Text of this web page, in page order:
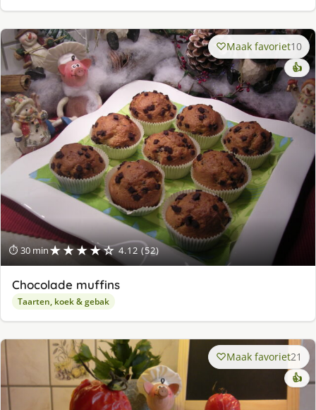
⏱ 30 min★★★★☆ 4.12 (52)
Maak favoriet10
👍
Chocolade muffins
Taarten, koek & gebak
Maak favoriet21
👍